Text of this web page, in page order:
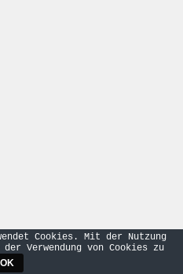
Cookies. Mit der Nutzung
Verwendung von Cookies zu
OK